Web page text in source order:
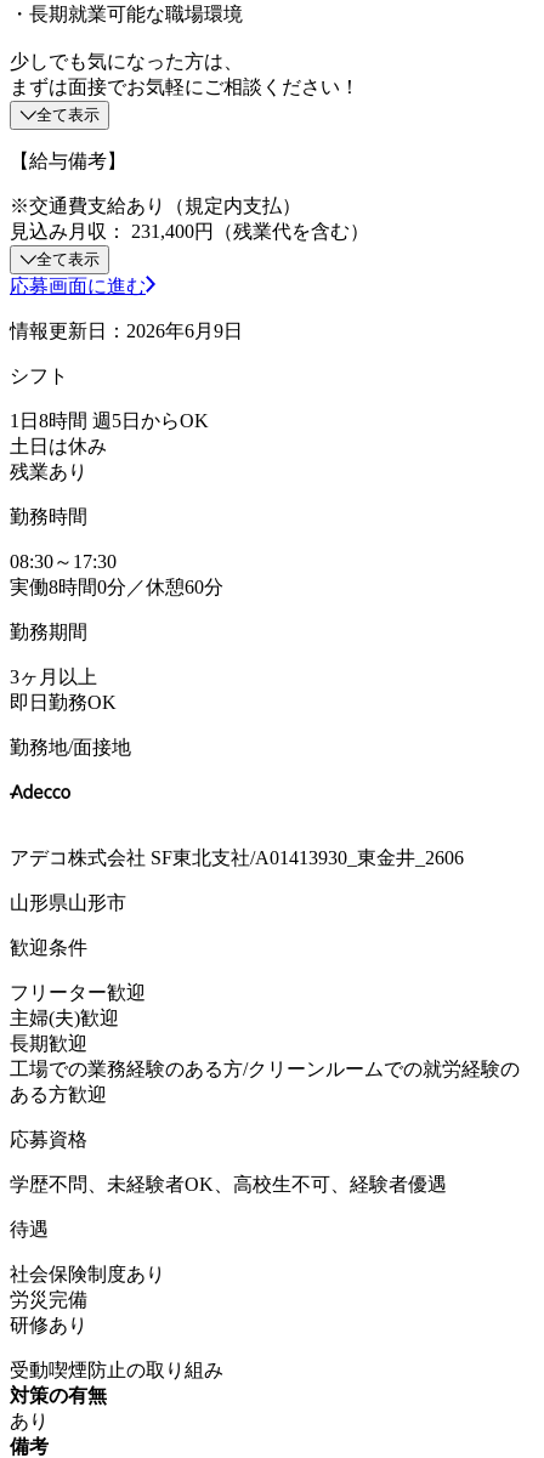
・長期就業可能な職場環境
少しでも気になった方は、
まずは面接でお気軽にご相談ください！
全て表示
【給与備考】
※交通費支給あり（規定内支払）
見込み月収： 231,400円（残業代を含む）
全て表示
応募画面に進む
情報更新日：2026年6月9日
シフト
1日8時間 週5日からOK
土日は休み
残業あり
勤務時間
08:30～17:30
実働8時間0分／休憩60分
勤務期間
3ヶ月以上
即日勤務OK
勤務地/面接地
アデコ株式会社 SF東北支社/A01413930_東金井_2606
山形県山形市
歓迎条件
フリーター歓迎
主婦(夫)歓迎
長期歓迎
工場での業務経験のある方/クリーンルームでの就労経験の
ある方歓迎
応募資格
学歴不問、未経験者OK、高校生不可、経験者優遇
待遇
社会保険制度あり
労災完備
研修あり
受動喫煙防止の取り組み
対策の有無
あり
備考